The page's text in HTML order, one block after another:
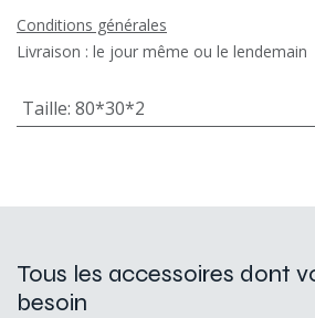
Conditions générales
Livraison : le jour même ou le lendemain
Taille: 80*30*2
Tous les accessoires dont
besoin